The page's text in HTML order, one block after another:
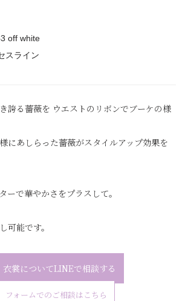
off white
スライン
誇る薔薇を ウエストのリボンでブーケの様
にあしらった薔薇がスタイルアップ効果を
ーで華やかさをプラスして。
可能です。
衣裳についてLINEで相談する
フォームでのご相談はこちら